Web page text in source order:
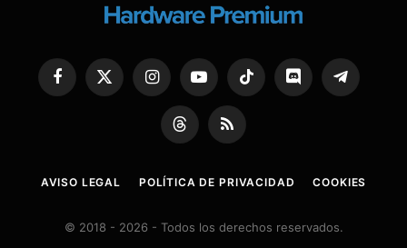
Facebook
X
(Twitter)
InstagramYouTubeTikTok Discord Telegram
ThreadsRSS
AVISO LEGAL POLÍTICA DE PRIVACIDAD COOKIES
© 2018 - 2026 - Todos los derechos reservados.